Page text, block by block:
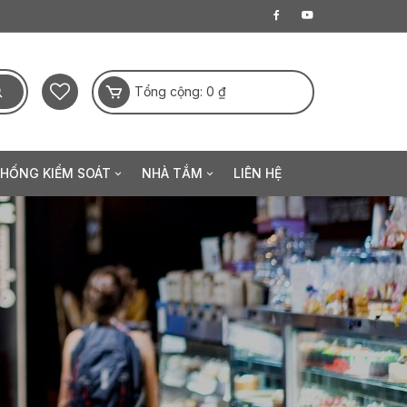
Tổng cộng: 0 ₫
KIỂM SOÁT
điện tử Khóa khuôn mặt
NHÀ TẮM
Sen tay
Phụ kiện sen tắm
LIÊN HỆ